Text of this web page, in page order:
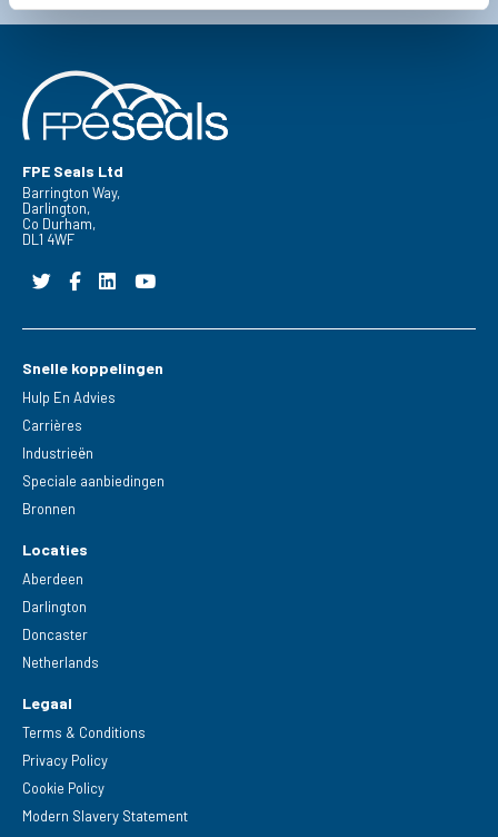
FPE Seals Ltd
Barrington Way,
Darlington,
Co Durham,
DL1 4WF
Snelle koppelingen
Hulp En Advies
Carrières
Industrieën
Speciale aanbiedingen
Bronnen
Locaties
Aberdeen
Darlington
Doncaster
Netherlands
Legaal
Terms & Conditions
Privacy Policy
Cookie Policy
Modern Slavery Statement